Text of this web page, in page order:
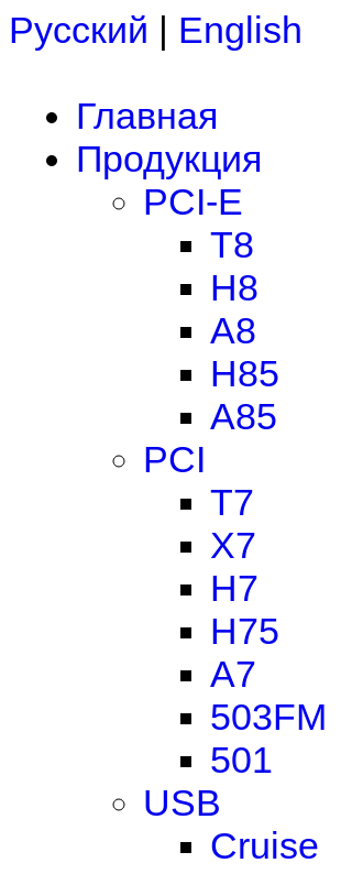
Русский | English
Главная
Продукция
PCI-E
T8
H8
A8
H85
A85
PCI
T7
X7
H7
H75
A7
503FM
501
USB
Cruise